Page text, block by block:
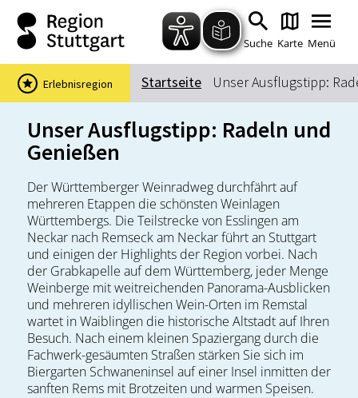
Zum Hauptinhalt springen
Zur Suche springen
Zur Hauptnavigation
Zum Footer springen
Suche Karte Menü
Suchbegriff
Stadtführungen
Events & Tickets
Ausflugsziele
Erlebnisse
Wein
Radfahren
Wandern
Startseite Unser Ausflugstipp:
Erlebnisregion
Unser Ausflugstipp: Radeln und
Genießen
Der Württemberger Weinradweg durchfährt auf
mehreren Etappen die schönsten Weinlagen
Württembergs. Die Teilstrecke von Esslingen am
Neckar nach Remseck am Neckar führt an Stuttgart
und einigen der Highlights der Region vorbei. Nach
der Grabkapelle auf dem Württemberg, jeder Menge
Weinberge mit weitreichenden Panorama-Ausblicken
und mehreren idyllischen Wein-Orten im Remstal
wartet in Waiblingen die historische Altstadt auf Ihren
Besuch. Nach einem kleinen Spaziergang durch die
Fachwerk-gesäumten Straßen stärken Sie sich im
Biergarten Schwaneninsel auf einer Insel inmitten der
sanften Rems mit Brotzeiten und warmen Speisen.